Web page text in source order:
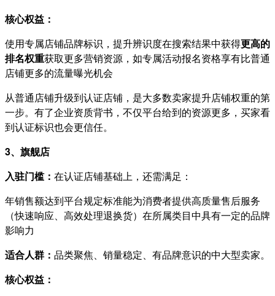
核心权益：
使用专属店铺品牌标识，提升辨识度在搜索结果中获得更高的
排名权重获取更多营销资源，如专属活动报名资格享有比普通
店铺更多的流量曝光机会
从普通店铺升级到认证店铺，是大多数卖家提升店铺权重的第
一步。有了企业资质背书，不仅平台给到的资源更多，买家看
到认证标识也会更信任。
3、旗舰店
入驻门槛： 在认证店铺基础上，还需满足：
年销售额达到平台规定标准能为消费者提供高质量售后服务
（快速响应、高效处理退换货）在所属类目中具有一定的品牌
影响力
适合人群： 品类聚焦、销量稳定、有品牌意识的中大型卖家。
核心权益：